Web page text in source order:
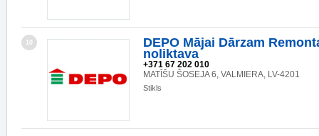
10
DEPO Mājai Dārzam
noliktava
+371 67 202 010
MATĪŠU ŠOSEJA 6, VALMIERA, LV-4201
Stikls